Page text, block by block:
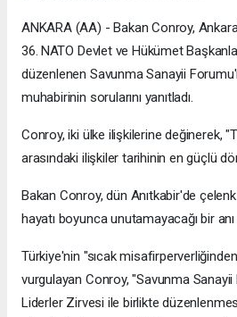
ANKARA (AA) - Bakan Conroy,
36.⁠ ⁠NATO Devlet ve Hükümet
düzenlenen Savunma Sanayii
muhabirinin sorularını yanıtladı.
Conroy, iki ülke ilişkilerine değinerek,
arasındaki ilişkiler tarihinin en güçlü
Bakan Conroy, dün Anıtkabir'de çelenk
hayatı boyunca unutamayacağı bir
Türkiye'nin "sıcak
vurgulayan Conroy, "Savunma
Liderler Zirvesi ile birlikte